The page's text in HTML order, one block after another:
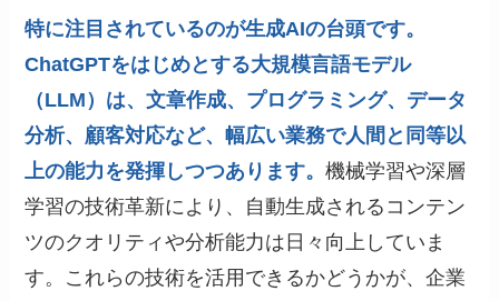
特に注目されているのが生成AIの台頭です。
ChatGPTをはじめとする大規模言語モデル
（LLM）は、文章作成、プログラミング、データ
分析、顧客対応など、幅広い業務で人間と同等以
上の能力を発揮しつつあります。機械学習や深層
学習の技術革新により、自動生成されるコンテン
ツのクオリティや分析能力は日々向上していま
す。これらの技術を活用できるかどうかが、企業